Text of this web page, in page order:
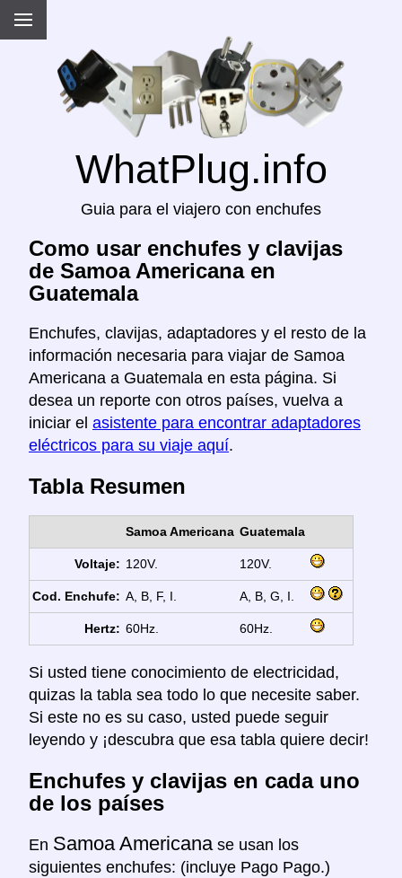
WhatPlug.info
Guia para el viajero con enchufes
Como usar enchufes y clavijas
de Samoa Americana en
Guatemala
Enchufes, clavijas, adaptadores y el resto de la
información necesaria para viajar de Samoa
Americana a Guatemala en esta página. Si
desea un reporte con otros países, vuelva a
iniciar el asistente para encontrar adaptadores
eléctricos para su viaje aquí.
Tabla Resumen
Samoa Americana Guatemala
Voltaje: 120V. 120V.
Cod. Enchufe: A, B, F, I. A, B, G, I.
Hertz: 60Hz. 60Hz.
Si usted tiene conocimiento de electricidad,
quizas la tabla sea todo lo que necesite saber.
Si este no es su caso, usted puede seguir
leyendo y ¡descubra que esa tabla quiere decir!
Enchufes y clavijas en cada uno
de los países
En Samoa Americana se usan los
siguientes enchufes: (incluye Pago Pago.)